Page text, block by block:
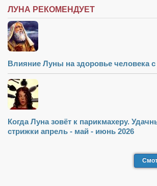
Афиша
Афиша Киев
Афиша Сумы
ЛУНА РЕКОМЕНДУЕТ
Влияние Луны на здоровье человека
Когда Луна зовёт к парикмахеру.
стрижки апрель - май - июнь 2026